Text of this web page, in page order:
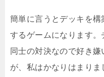
簡単に言うとデッキを
するゲームになります
同士の対決なので好き
が、私はかなりはまり